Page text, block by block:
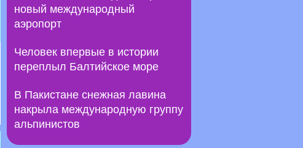
новый международный
аэропорт
Человек впервые в истории
переплыл Балтийское море
В Пакистане снежная лавина
накрыла международную группу
альпинистов